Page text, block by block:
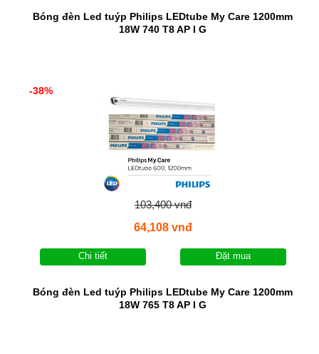
Bóng đèn Led tuýp Philips LEDtube My Care 1200mm
18W 740 T8 AP I G
-38%
103,400 vnđ
64,108 vnđ
Chi tiết Đặt mua
Bóng đèn Led tuýp Philips LEDtube My Care 1200mm
18W 765 T8 AP I G